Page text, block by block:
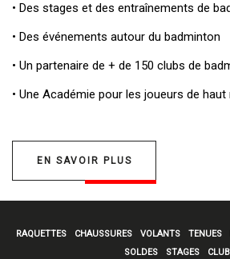
• Des stages et des entraînements de
• Des événements autour du badminton
• Un partenaire de + de 150 clubs de
• Une Académie pour les joueurs de haut
EN SAVOIR PLUS
RAQUETTES CHAUSSURES VOLANTS TENUES
SOLDES
STAGES